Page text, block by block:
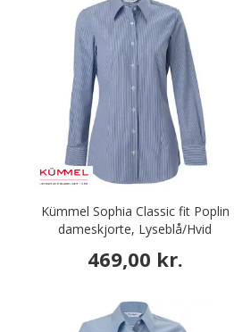
Kümmel Sophia Classic fit Poplin
dameskjorte, Lyseblå/Hvid
469,00 kr.